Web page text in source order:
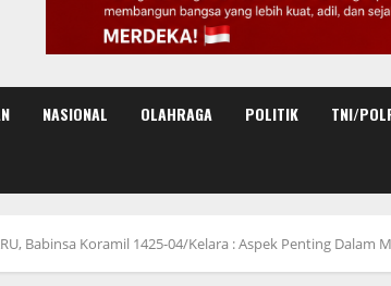
NASIONAL OLAHRAGA POLITIK TNI/
Babinsa Koramil 1425-04/Kelara : Aspek Penting Dalam